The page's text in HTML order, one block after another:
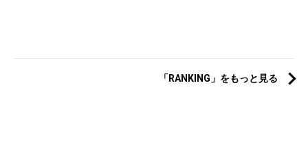
「RANKING」をもっと見る